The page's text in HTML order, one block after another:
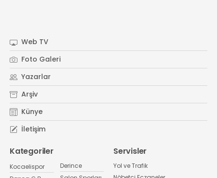
Web TV
Foto Galeri
Yazarlar
Arşiv
Künye
İletişim
Kategoriler
Kocaelispor
Derince
Servisler
Yol ve Trafik